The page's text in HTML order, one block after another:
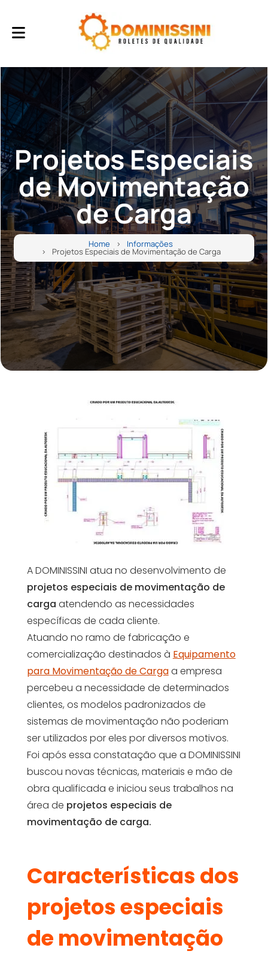
Projetos Especiais
de Movimentação
de Carga
Home Informações
Projetos Especiais de Movimentação de Carga
A DOMINISSINI atua no desenvolvimento de
projetos especiais de movimentação de
carga atendendo as necessidades
específicas de cada cliente.
Atuando no ramo de fabricação e
comercialização destinados à Equipamento
para Movimentação de Cargaa empresa
percebeu a necessidade de determinados
clientes, os modelos padronizados de
sistemas de movimentação não poderiam
ser utilizados por eles por diversos motivos.
Foi após essa constatação que a DOMINISSINI
buscou novas técnicas, materiais e mão de
obra qualificada e iniciou seus trabalhos na
área de projetos especiais de
movimentação de carga.
Características dos
projetos especiais
de movimentação